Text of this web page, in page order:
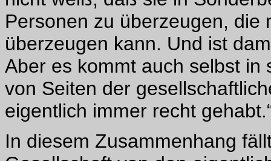
Personen zu überzeugen, die
überzeugen kann. Und ist
Aber es kommt auch selbst
von Seiten der
eigentlich immer recht
In diesem Zusammenhang